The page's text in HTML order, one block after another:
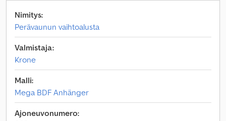
Nimitys:
Perävaunun vaihtoalusta
Valmistaja:
Krone
Malli:
Mega BDF Anhänger
Ajoneuvonumero: